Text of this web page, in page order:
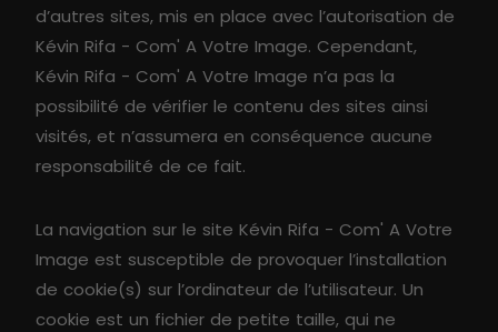
d’autres sites, mis en place avec l’autorisation de
Kévin Rifa - Com' A Votre Image. Cependant,
Kévin Rifa - Com' A Votre Image n’a pas la
possibilité de vérifier le contenu des sites ainsi
visités, et n’assumera en conséquence aucune
responsabilité de ce fait.
La navigation sur le site Kévin Rifa - Com' A Votre
Image est susceptible de provoquer l’installation
de cookie(s) sur l’ordinateur de l’utilisateur. Un
cookie est un fichier de petite taille, qui ne